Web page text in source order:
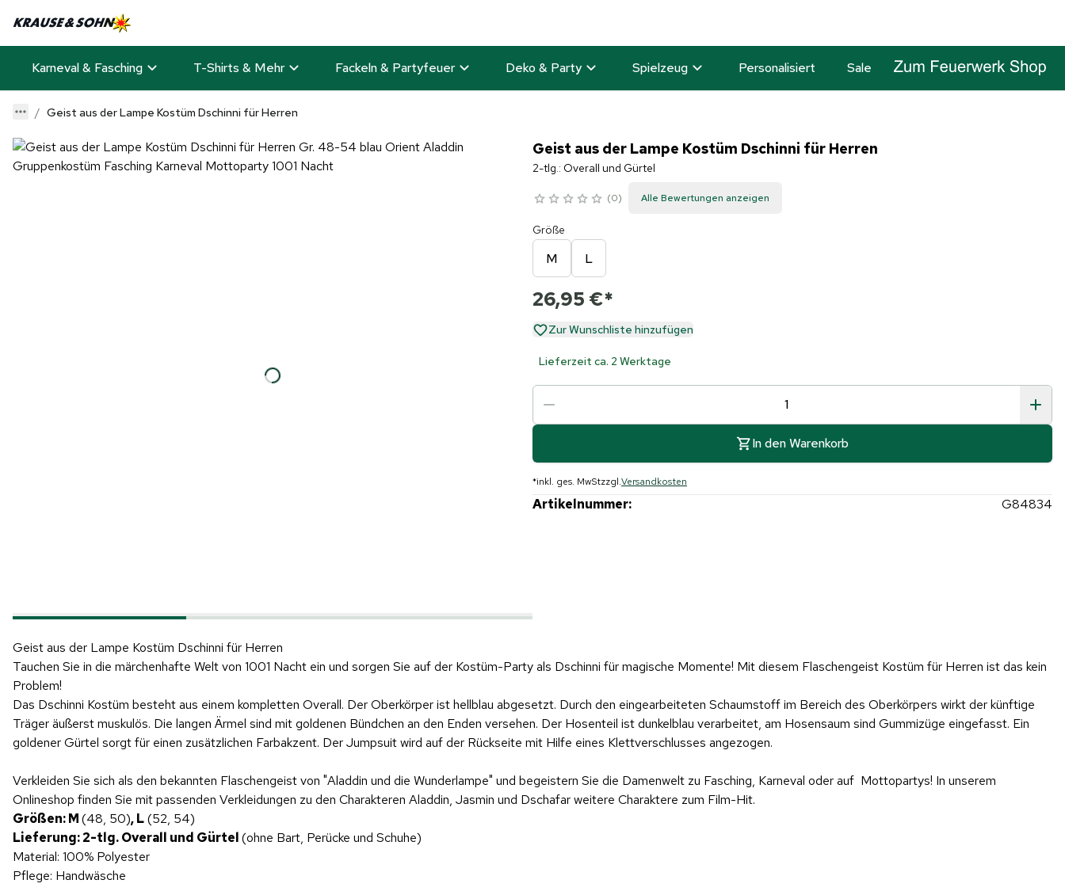
Karneval & Fasching T-Shirts & Mehr Fackeln & Partyfeuer Deko & Party Spielzeug Personalisiert Sale
Geist aus der Lampe Kostüm Dschinni für Herren
Geist aus der Lampe Kostüm Dschinni für Herren
2-tlg.: Overall und Gürtel
0 Alle Bewertungen anzeigen
Größe
M L
26,95 €*
Zur Wunschliste hinzufügen
Lieferzeit ca. 2 Werktage
In den Warenkorb
*inkl. ges. MwStzzgl.Versandkosten
Artikelnummer: G84834
Geist aus der Lampe Kostüm Dschinni für Herren
Tauchen Sie in die märchenhafte Welt von 1001 Nacht ein und sorgen Sie auf der Kostüm-Party als Dschinni für magische Momente! Mit diesem Flaschengeist Kostüm für Herren ist das kein
Problem!
Das Dschinni Kostüm besteht aus einem kompletten Overall. Der Oberkörper ist hellblau abgesetzt. Durch den eingearbeiteten Schaumstoff im Bereich des Oberkörpers wirkt der künftige
Träger äußerst muskulös. Die langen Ärmel sind mit goldenen Bündchen an den Enden versehen. Der Hosenteil ist dunkelblau verarbeitet, am Hosensaum sind Gummizüge eingefasst. Ein
goldener Gürtel sorgt für einen zusätzlichen Farbakzent. Der Jumpsuit wird auf der Rückseite mit Hilfe eines Klettverschlusses angezogen.
Verkleiden Sie sich als den bekannten Flaschengeist von "Aladdin und die Wunderlampe" und begeistern Sie die Damenwelt zu Fasching, Karneval oder auf Mottopartys! In unserem
Onlineshop finden Sie mit passenden Verkleidungen zu den Charakteren Aladdin, Jasmin und Dschafar weitere Charaktere zum Film-Hit.
Größen:M(48, 50), L(52, 54)
Lieferung: 2-tlg. Overall und Gürtel(ohne Bart, Perücke und Schuhe)
Material: 100% Polyester
Pflege: Handwäsche